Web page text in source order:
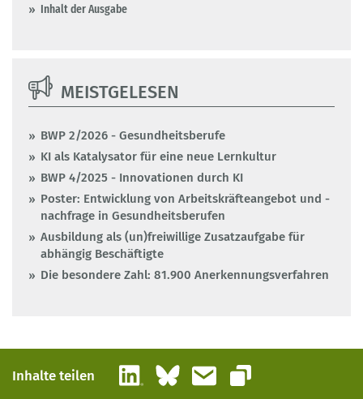
Inhalt der Ausgabe
MEISTGELESEN
BWP 2/2026 - Gesundheitsberufe
KI als Katalysator für eine neue Lernkultur
BWP 4/2025 - Innovationen durch KI
Poster: Entwicklung von Arbeitskräfteangebot und -
nachfrage in Gesundheitsberufen
Ausbildung als (un)freiwillige Zusatzaufgabe für
abhängig Beschäftigte
Die besondere Zahl: 81.900 Anerkennungsverfahren
Inhalte teilen LinkedInBlueskyE-Mail
Link kopieren